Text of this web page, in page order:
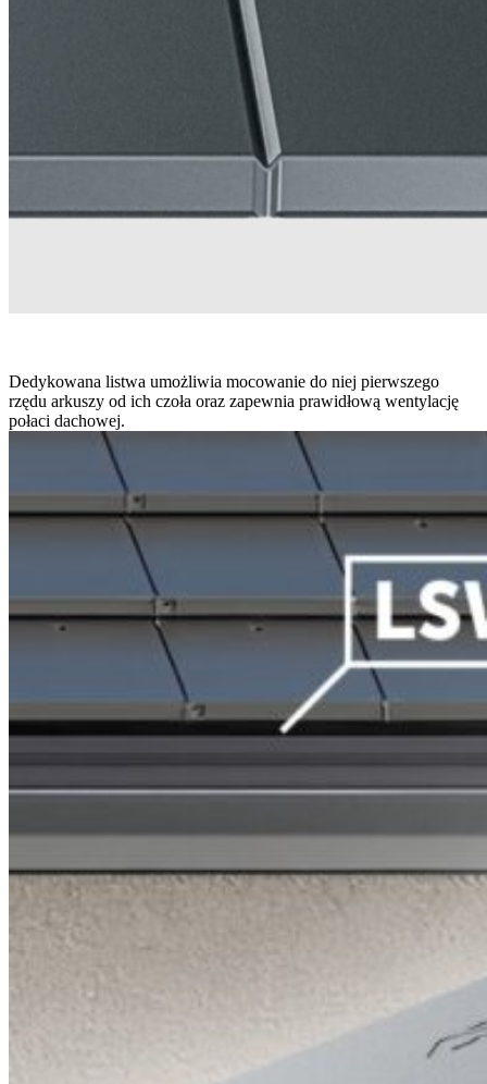
Dedykowana listwa umożliwia mocowanie do niej pierwszego
rzędu arkuszy od ich czoła oraz zapewnia prawidłową wentylację
połaci dachowej.